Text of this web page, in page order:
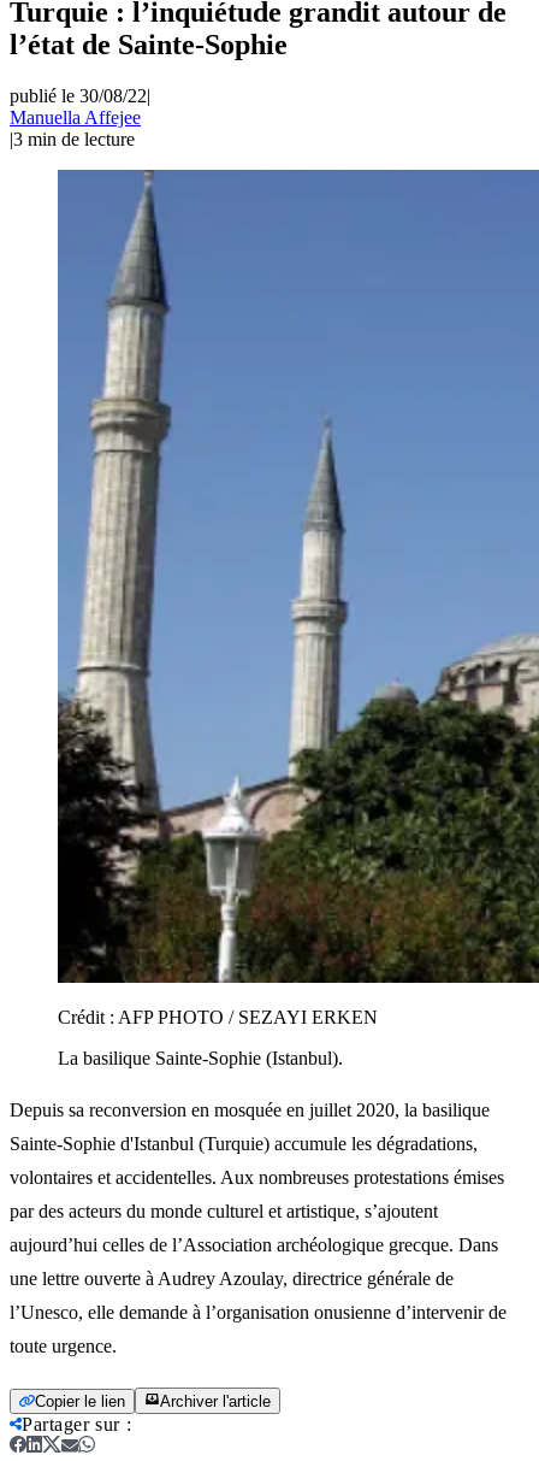
Turquie : l’inquiétude grandit autour de
l’état de Sainte-Sophie
publié le 30/08/22|
Manuella Affejee
|3 min de lecture
Crédit : AFP PHOTO / SEZAYI ERKEN
La basilique Sainte-Sophie (Istanbul).
Depuis sa reconversion en mosquée en juillet 2020, la basilique
Sainte-Sophie d'Istanbul (Turquie) accumule les dégradations,
volontaires et accidentelles. Aux nombreuses protestations émises
par des acteurs du monde culturel et artistique, s’ajoutent
aujourd’hui celles de l’Association archéologique grecque. Dans
une lettre ouverte à Audrey Azoulay, directrice générale de
l’Unesco, elle demande à l’organisation onusienne d’intervenir de
toute urgence.
Copier le lien Archiver l'article
Partager sur: